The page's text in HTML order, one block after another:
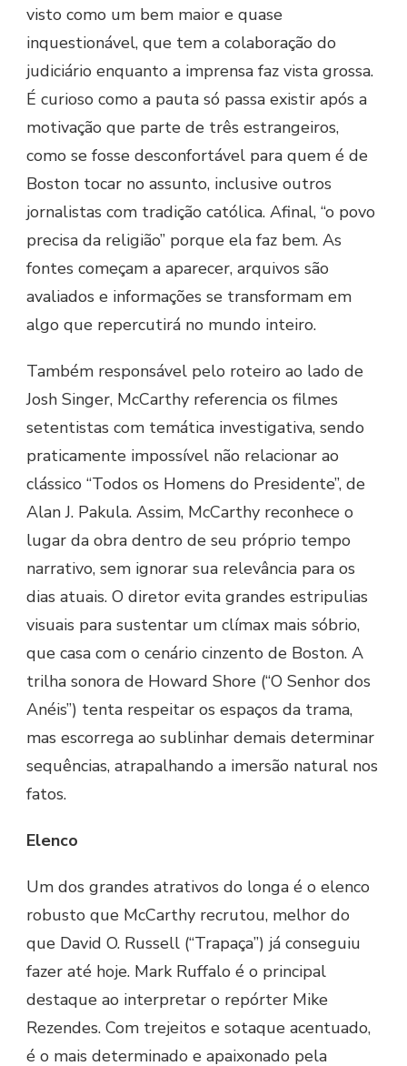
visto como um bem maior e quase
inquestionável, que tem a colaboração do
judiciário enquanto a imprensa faz vista grossa.
É curioso como a pauta só passa existir após a
motivação que parte de três estrangeiros,
como se fosse desconfortável para quem é de
Boston tocar no assunto, inclusive outros
jornalistas com tradição católica. Afinal, “o povo
precisa da religião” porque ela faz bem. As
fontes começam a aparecer, arquivos são
avaliados e informações se transformam em
algo que repercutirá no mundo inteiro.
Também responsável pelo roteiro ao lado de
Josh Singer, McCarthy referencia os filmes
setentistas com temática investigativa, sendo
praticamente impossível não relacionar ao
clássico “Todos os Homens do Presidente”, de
Alan J. Pakula. Assim, McCarthy reconhece o
lugar da obra dentro de seu próprio tempo
narrativo, sem ignorar sua relevância para os
dias atuais. O diretor evita grandes estripulias
visuais para sustentar um clímax mais sóbrio,
que casa com o cenário cinzento de Boston. A
trilha sonora de Howard Shore (“O Senhor dos
Anéis”) tenta respeitar os espaços da trama,
mas escorrega ao sublinhar demais determinar
sequências, atrapalhando a imersão natural nos
fatos.
Elenco
Um dos grandes atrativos do longa é o elenco
robusto que McCarthy recrutou, melhor do
que David O. Russell (“Trapaça”) já conseguiu
fazer até hoje. Mark Ruffalo é o principal
destaque ao interpretar o repórter Mike
Rezendes. Com trejeitos e sotaque acentuado,
é o mais determinado e apaixonado pela